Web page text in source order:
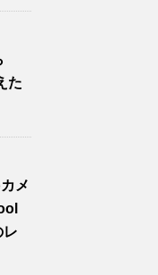
た
メ
レ